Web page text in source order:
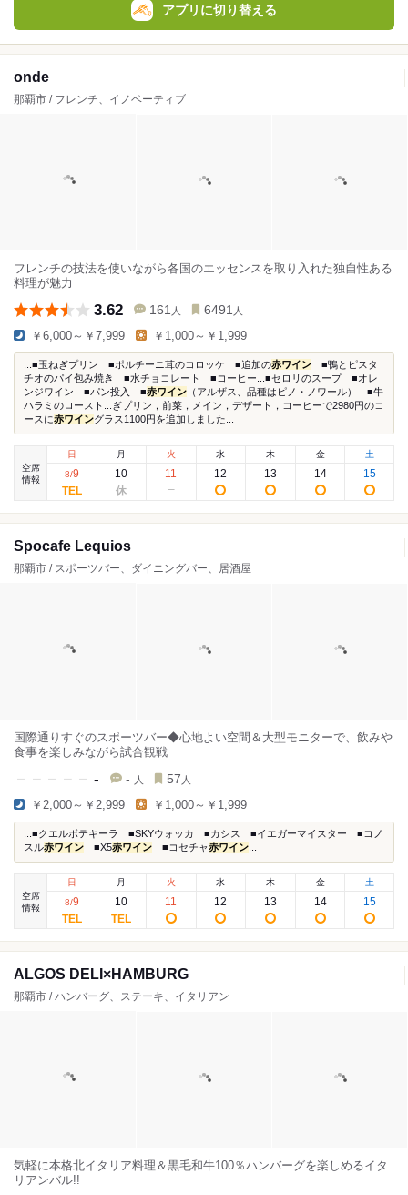
アプリに切り替える
onde
那覇市 / フレンチ、イノベーティブ
フレンチの技法を使いながら各国のエッセンスを取り入れた独自性ある
料理が魅力
3.62 161 人 6491 人
￥6,000～￥7,999 ￥1,000～￥1,999
...■玉ねぎプリン ■ポルチーニ茸のコロッケ ■追加の赤ワイン ■鴨とピスタ
チオのパイ包み焼き ■水チョコレート ■コーヒー...■セロリのスープ ■オレ
ンジワイン ■パン投入 ■赤ワイン （アルザス、品種はピノ・ノワール） ■牛
ハラミのロースト...ぎプリン，前菜，メイン，デザート，コーヒーで2980円のコ
ースに赤ワイングラス1100円を追加しました...
空席
情報
日
8/9
月
10
火
11
水
12
木
13
金
14
土
15
Spocafe Lequios
那覇市 / スポーツバー、ダイニングバー、居酒屋
国際通りすぐのスポーツバー◆心地よい空間＆大型モニターで、飲みや
食事を楽しみながら試合観戦
- - 人 57 人
￥2,000～￥2,999 ￥1,000～￥1,999
...■クエルボテキーラ ■SKYウォッカ ■カシス ■イエガーマイスター ■コノ
スル赤ワイン ■X5赤ワイン ■コセチャ赤ワイン
空席
情報
日
8/9
月
10
火
11
水
12
木
13
金
14
土
15
ALGOS DELI×HAMBURG
那覇市 / ハンバーグ、ステーキ、イタリアン
気軽に本格北イタリア料理＆黒毛和牛100％ハンバーグを楽しめるイタ
リアンバル!!